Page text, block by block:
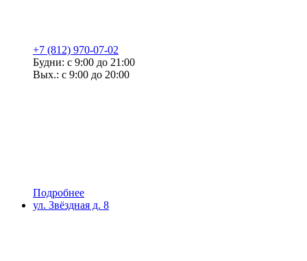
+7 (812) 970-07-02
Будни: с 9:00 до 21:00
Вых.: с 9:00 до 20:00
Подробнее
ул. Звёздная д. 8